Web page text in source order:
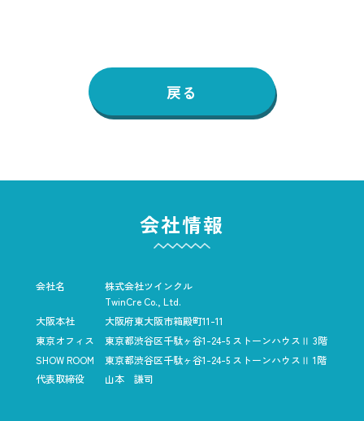
戻る
会社情報
会社名
株式会社ツインクル
TwinCre Co., Ltd.
大阪本社
大阪府東大阪市箱殿町11-11
東京オフィス
東京都渋谷区千駄ヶ谷1-24-5 ストーンハウスⅡ 3階
SHOW ROOM
東京都渋谷区千駄ヶ谷1-24-5 ストーンハウスⅡ 1階
代表取締役
山本 謙司